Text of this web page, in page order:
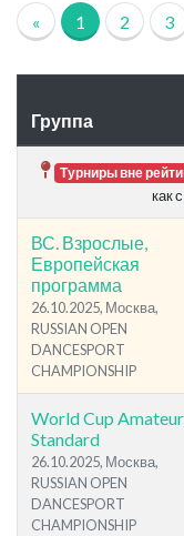
« 1 2 3
Группа
Турниры вне
как
ВС. Взрослые,
Европейская
программа
26.10.2025, Москва,
RUSSIAN OPEN
DANCESPORT
CHAMPIONSHIP
World Cup
Standard
26.10.2025, Москва,
RUSSIAN OPEN
DANCESPORT
CHAMPIONSHIP